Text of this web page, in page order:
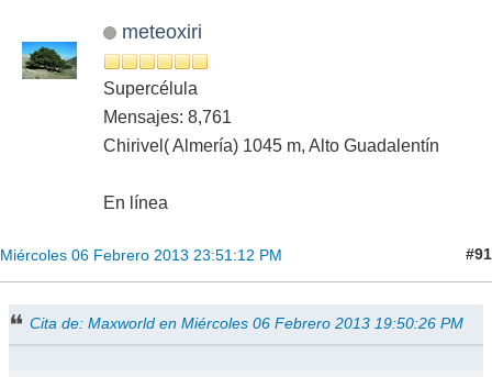
meteoxiri
Supercélula
Mensajes: 8,761
Chirivel( Almería) 1045 m, Alto Guadalentín
En línea
Miércoles 06 Febrero 2013 23:51:12 PM #91
Cita de: Maxworld en Miércoles 06 Febrero 2013 19:50:26 PM